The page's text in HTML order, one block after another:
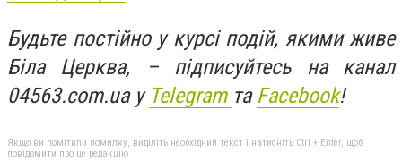
Будьте постійно у курсі подій, якими живе
Біла Церква, – підписуйтесь на канал
04563.com.ua у Telegram та Facebook!
Якщо ви помітили помилку, виділіть необхідний текст і натисніть Ctrl + Enter, щоб
повідомити про це редакцію